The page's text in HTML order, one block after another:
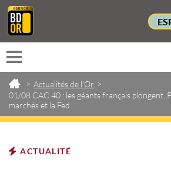
> Actualités de l'Or >
01/08 CAC 40 : les géants français plongent,
marchés et la Fed
ACTUALITÉ